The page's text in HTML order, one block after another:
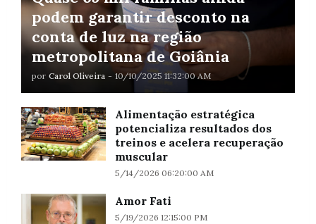
podem garantir desconto na
conta de luz na região
metropolitana de Goiânia
por Carol Oliveira - 10/10/2025 11:32:00 AM
Alimentação estratégica
potencializa resultados dos
treinos e acelera recuperação
muscular
5/14/2026 06:20:00 AM
Amor Fati
5/19/2026 12:15:00 PM